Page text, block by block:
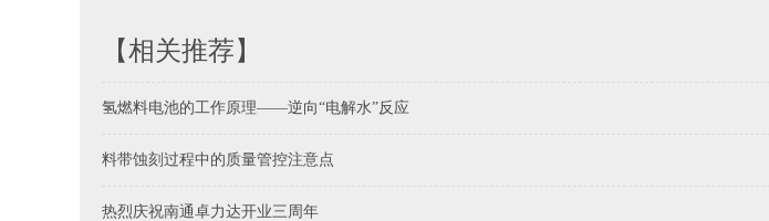
【相关推荐】
氢燃料电池的工作原理——逆向“电解水”反应
料带蚀刻过程中的质量管控注意点
热烈庆祝南通卓力达开业三周年